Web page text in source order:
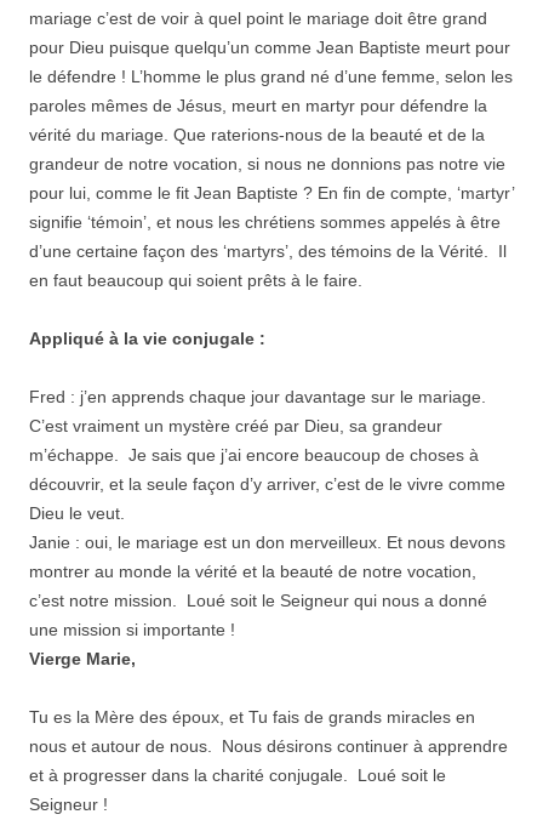
mariage c’est de voir à quel point le mariage doit être grand
pour Dieu puisque quelqu’un comme Jean Baptiste meurt pour
le défendre ! L’homme le plus grand né d’une femme, selon les
paroles mêmes de Jésus, meurt en martyr pour défendre la
vérité du mariage. Que raterions-nous de la beauté et de la
grandeur de notre vocation, si nous ne donnions pas notre vie
pour lui, comme le fit Jean Baptiste ? En fin de compte, ‘martyr’
signifie ‘témoin’, et nous les chrétiens sommes appelés à être
d’une certaine façon des ‘martyrs’, des témoins de la Vérité. Il
en faut beaucoup qui soient prêts à le faire.
Appliqué à la vie conjugale :
Fred : j’en apprends chaque jour davantage sur le mariage.
C’est vraiment un mystère créé par Dieu, sa grandeur
m’échappe. Je sais que j’ai encore beaucoup de choses à
découvrir, et la seule façon d’y arriver, c’est de le vivre comme
Dieu le veut.
Janie : oui, le mariage est un don merveilleux. Et nous devons
montrer au monde la vérité et la beauté de notre vocation,
c’est notre mission. Loué soit le Seigneur qui nous a donné
une mission si importante !
Vierge Marie,
Tu es la Mère des époux, et Tu fais de grands miracles en
nous et autour de nous. Nous désirons continuer à apprendre
et à progresser dans la charité conjugale. Loué soit le
Seigneur !